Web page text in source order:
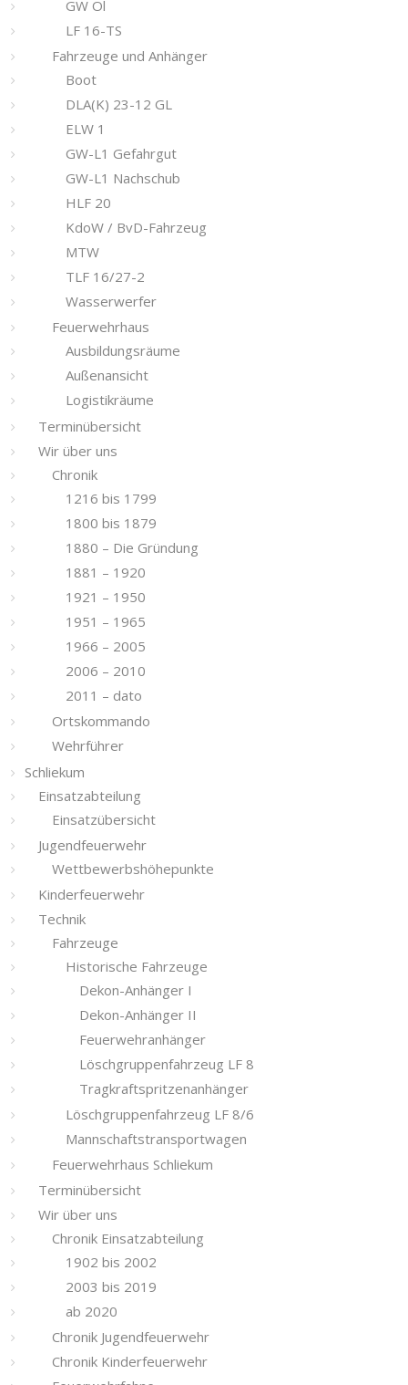
GW Öl
LF 16-TS
Fahrzeuge und Anhänger
Boot
DLA(K) 23-12 GL
ELW 1
GW-L1 Gefahrgut
GW-L1 Nachschub
HLF 20
KdoW / BvD-Fahrzeug
MTW
TLF 16/27-2
Wasserwerfer
Feuerwehrhaus
Ausbildungsräume
Außenansicht
Logistikräume
Terminübersicht
Wir über uns
Chronik
1216 bis 1799
1800 bis 1879
1880 – Die Gründung
1881 – 1920
1921 – 1950
1951 – 1965
1966 – 2005
2006 – 2010
2011 – dato
Ortskommando
Wehrführer
Schliekum
Einsatzabteilung
Einsatzübersicht
Jugendfeuerwehr
Wettbewerbshöhepunkte
Kinderfeuerwehr
Technik
Fahrzeuge
Historische Fahrzeuge
Dekon-Anhänger I
Dekon-Anhänger II
Feuerwehranhänger
Löschgruppenfahrzeug LF 8
Tragkraftspritzenanhänger
Löschgruppenfahrzeug LF 8/6
Mannschaftstransportwagen
Feuerwehrhaus Schliekum
Terminübersicht
Wir über uns
Chronik Einsatzabteilung
1902 bis 2002
2003 bis 2019
ab 2020
Chronik Jugendfeuerwehr
Chronik Kinderfeuerwehr